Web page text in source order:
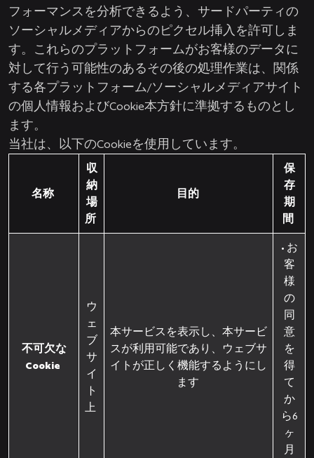
フォーマンスを分析できるよう、サードパーティの
ソーシャルメディアからのピクセル挿入を許可しま
す。これらのプラットフォームがお客様のデータに
対して行う可能性のあるその後の処理作業は、関係
する各プラットフォーム/ソーシャルメディアサイト
の個人情報およびCookie本方針に準拠するものとし
ます。
当社は、以下のCookieを使用しています。
名称
収
納
場
所
目的
保
存
期
間
不可欠な
Cookie
ウ
ェ
ブ
サ
イ
ト
上
本サービスを表示し、本サービ
スが利用可能であり、ウェブサ
イトが正しく機能するようにし
ます
• お
客
様
の
同
意
を
得
て
か
ら6
ヶ
月